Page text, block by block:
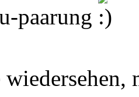
paarung